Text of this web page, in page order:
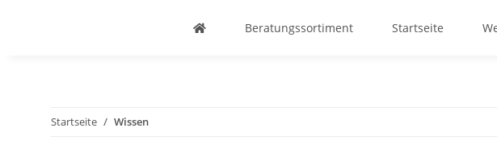
Beratungssortiment Startseite
Startseite Wissen